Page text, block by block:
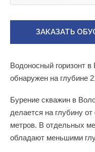
ЗАКАЗАТЬ
Водоносный горизонт
обнаружен на глубине
Бурение скважин в
делается на глубину
метров. В отдельных
обладают меньшими